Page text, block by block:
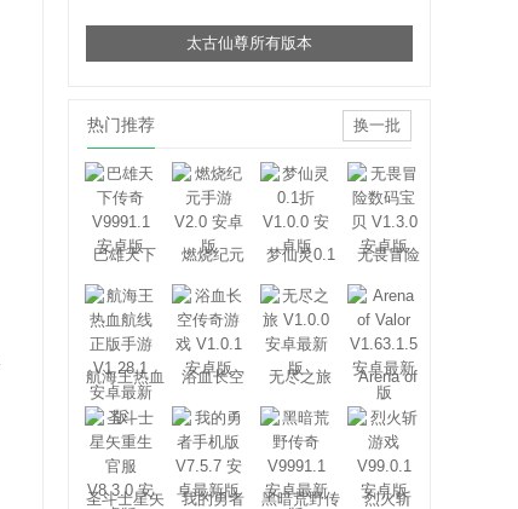
太古仙尊所有版本
热门推荐 换一批
巴雄天下 燃烧纪元
梦仙灵0.1
无畏冒险
航海王热血
航线
浴血长空 无尽之旅
Arena of
Valor
圣斗士星矢
我的勇者
黑暗荒野传
烈火斩